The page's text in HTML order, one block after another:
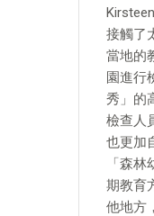
接觸了
當地的
園進行
秀」的
檢查人
也更加
「森
期教育
他地方